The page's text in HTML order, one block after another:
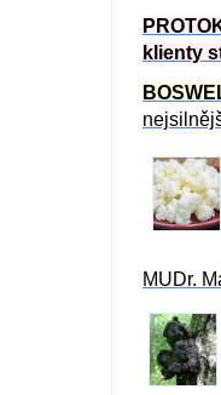
klienty
MUDr.